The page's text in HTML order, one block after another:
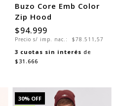
Buzo Core Emb Color
Zip Hood
$94.999
Precio s/ imp. nac.: $78.511,57
3 cuotas sin interés de
$31.666
30% OFF